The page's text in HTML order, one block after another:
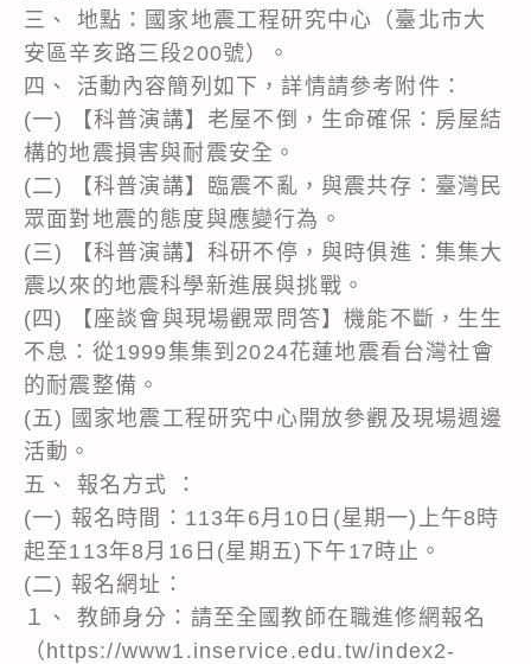
三、 地點：國家地震工程研究中心（臺北市大
安區辛亥路三段200號）。
四、 活動內容簡列如下，詳情請參考附件：
(一) 【科普演講】老屋不倒，生命確保：房屋結
構的地震損害與耐震安全。
(二) 【科普演講】臨震不亂，與震共存：臺灣民
眾面對地震的態度與應變行為。
(三) 【科普演講】科研不停，與時俱進：集集大
震以來的地震科學新進展與挑戰。
(四) 【座談會與現場觀眾問答】機能不斷，生生
不息：從1999集集到2024花蓮地震看台灣社會
的耐震整備。
(五) 國家地震工程研究中心開放參觀及現場週邊
活動。
五、 報名方式 ：
(一) 報名時間：113年6月10日(星期一)上午8時
起至113年8月16日(星期五)下午17時止。
(二) 報名網址：
１、 教師身分：請至全國教師在職進修網報名
（https://www1.inservice.edu.tw/index2-